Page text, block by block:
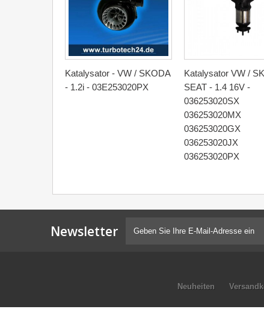
Katalysator - VW / SKODA
- 1.2i - 03E253020PX
Katalysator VW /
SEAT - 1.4 16V -
036253020SX
036253020MX
036253020GX
036253020JX
036253020PX
Newsletter
Neuheiten